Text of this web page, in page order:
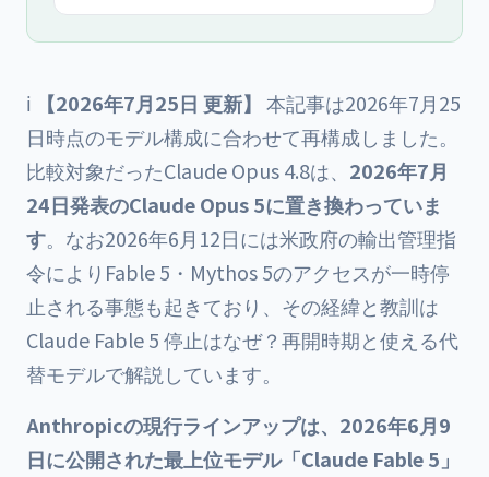
ℹ️ 【2026年7月25日 更新】 本記事は2026年7月25
日時点のモデル構成に合わせて再構成しました。
比較対象だったClaude Opus 4.8は、 2026年7月
24日発表のClaude Opus 5に置き換わっていま
す。なお2026年6月12日には米政府の輸出管理指
令によりFable 5・Mythos 5のアクセスが一時停
止される事態も起きており、その経緯と教訓は
Claude Fable 5 停止はなぜ？再開時期と使える代
替モデルで解説しています。
Anthropicの現行ラインアップは、2026年6月9
日に公開された最上位モデル「Claude Fable 5」